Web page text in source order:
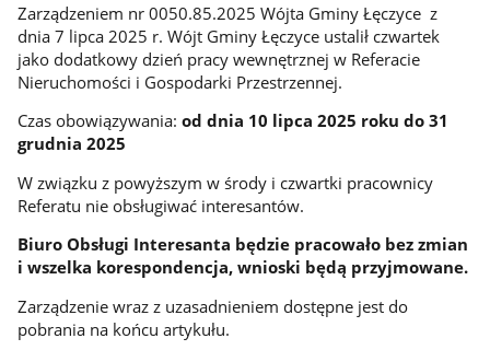
Zarządzeniem nr 0050.85.2025 Wójta Gminy Łęczyce z
dnia 7 lipca 2025 r. Wójt Gminy Łęczyce ustalił czwartek
jako dodatkowy dzień pracy wewnętrznej w Referacie
Nieruchomości i Gospodarki Przestrzennej.
Czas obowiązywania: od dnia 10 lipca 2025 roku do 31
grudnia 2025
W związku z powyższym w środy i czwartki pracownicy
Referatu nie obsługiwać interesantów.
Biuro Obsługi Interesanta będzie pracowało bez zmian
i wszelka korespondencja, wnioski będą przyjmowane.
Zarządzenie wraz z uzasadnieniem dostępne jest do
pobrania na końcu artykułu.